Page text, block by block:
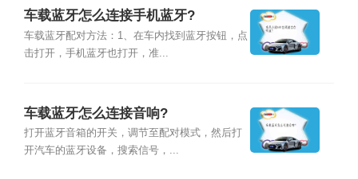
车载蓝牙怎么连接手机蓝牙?
车载蓝牙配对方法：1、在车内找到蓝牙按钮，点
击打开，手机蓝牙也打开，准...
车载蓝牙怎么连接音响?
打开蓝牙音箱的开关，调节至配对模式，然后打
开汽车的蓝牙设备，搜索信号，...